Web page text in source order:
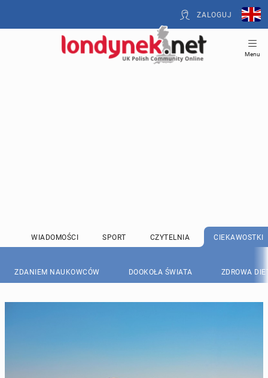
ZALOGUJ
Menu
WIADOMOŚCI SPORT CZYTELNIA CIEKAWOSTKI
ZDANIEM NAUKOWCÓW DOOKOŁA ŚWIATA ZDROWA